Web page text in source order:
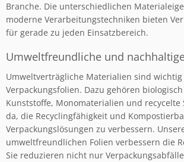
Branche. Die unterschiedlichen
moderne Verarbeitungstechniken bieten
für gerade zu jeden Einsatzbereich.
Umweltfreundliche und
Umweltverträgliche Materialien sind
Verpackungsfolien. Dazu gehören
Kunststoffe, Monomaterialien und recycelte
da, die Recyclingfähigkeit und
Verpackungslösungen zu verbessern.
umweltfreundlichen Folien verbessern die
Sie reduzieren nicht nur